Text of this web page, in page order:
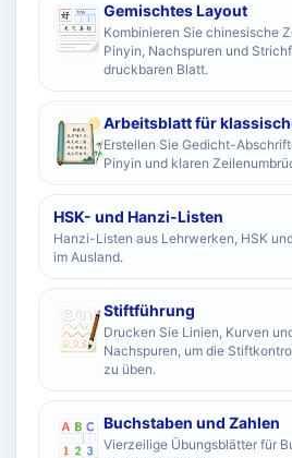
Gemischtes Layout
Kombinieren Sie chinesische
Pinyin, Nachspuren und
druckbaren Blatt.
Arbeitsblatt für
Erstellen Sie Gedicht-
Pinyin und klaren
HSK- und Hanzi-Listen
Hanzi-Listen aus Lehrwerken, HSK
im Ausland.
Stiftführung
Drucken Sie Linien, Kurven
Nachspuren, um die
zu üben.
Buchstaben und Zahlen
Vierzeilige Übungsblätter für